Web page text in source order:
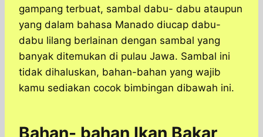
gampang terbuat, sambal dabu- dabu ataupun
yang dalam bahasa Manado diucap dabu-
dabu lilang berlainan dengan sambal yang
banyak ditemukan di pulau Jawa. Sambal ini
tidak dihaluskan, bahan-bahan yang wajib
kamu sediakan cocok bimbingan dibawah ini.
Bahan- bahan Ikan Bakar